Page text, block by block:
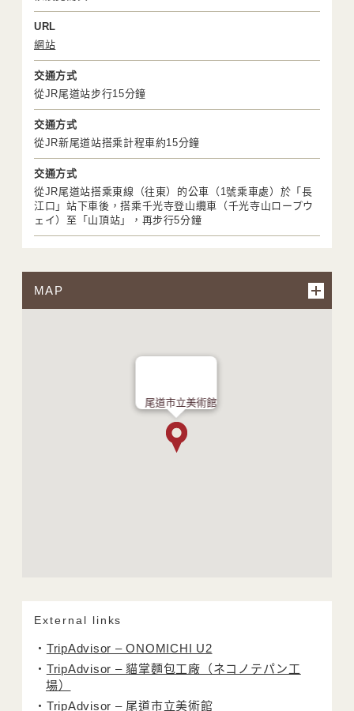
URL
網站
交通方式
從JR尾道站步行15分鐘
交通方式
從JR新尾道站搭乘計程車約15分鐘
交通方式
從JR尾道站搭乘東線（往東）的公車（1號乘車處）於「長
江口」站下車後，搭乘千光寺登山纜車（千光寺山ロープウ
ェイ）至「山頂站」，再步行5分鐘
MAP
尾道市立美術館
External links
TripAdvisor – ONOMICHI U2
TripAdvisor – 貓掌麵包工廠（ネコノテパン工
場）
TripAdvisor – 尾道市立美術館